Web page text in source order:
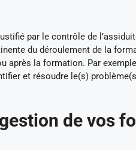
par le contrôle de
du déroulement de la
la formation. Par
et résoudre le(s)
de vos